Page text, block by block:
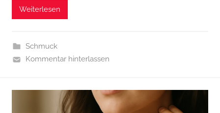
Weiterlesen
Schmuck
Kommentar hinterlassen